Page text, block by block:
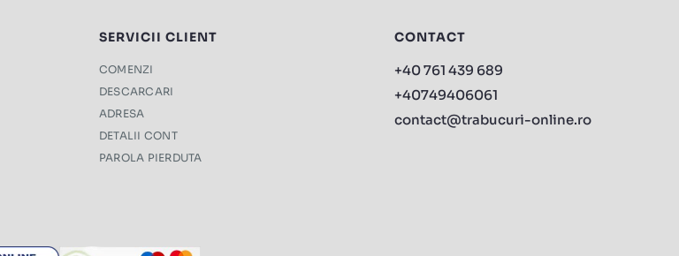
SERVICII CLIENT
COMENZI
DESCARCARI
ADRESA
DETALII CONT
PAROLA PIERDUTA
CONTACT
+40 761 439 689
+40749406061
contact@trabucuri-online.ro